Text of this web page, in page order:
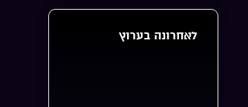
לאחרונה בערוץ